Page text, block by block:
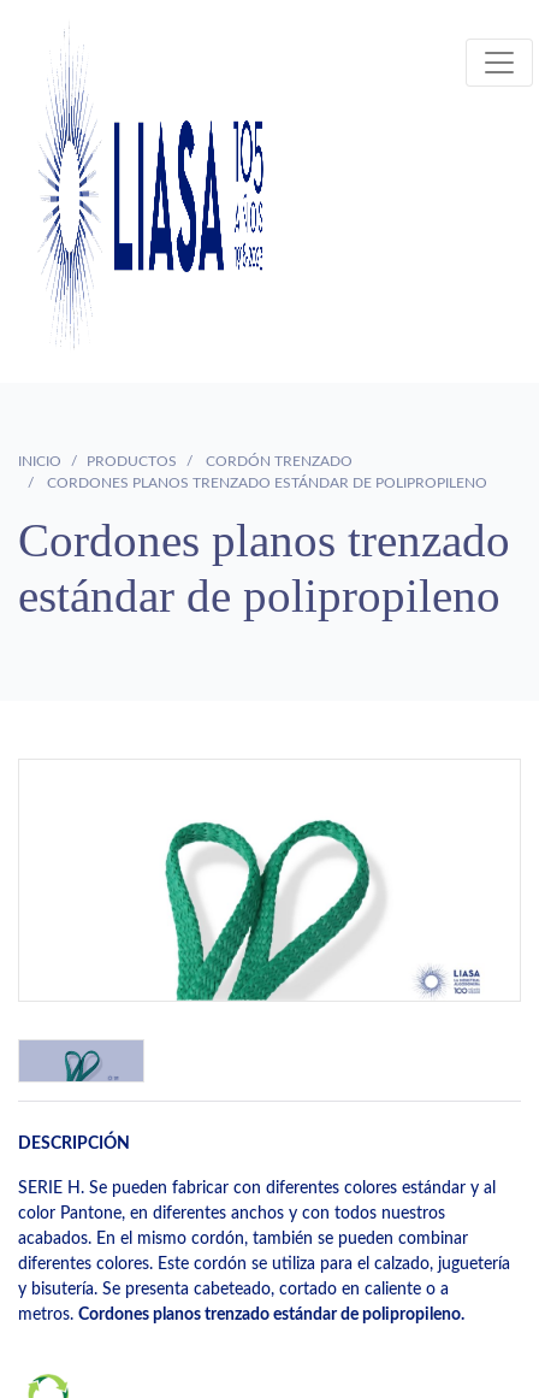
INICIO PRODUCTOS
CORDÓN TRENZADO
CORDONES PLANOS TRENZADO ESTÁNDAR DE POLIPROPILENO
Cordones planos trenzado
estándar de polipropileno
DESCRIPCIÓN
SERIE H. Se pueden fabricar con diferentes colores estándar y al
color Pantone, en diferentes anchos y con todos nuestros
acabados. En el mismo cordón, también se pueden combinar
diferentes colores. Este cordón se utiliza para el calzado, juguetería
y bisutería. Se presenta cabeteado, cortado en caliente o a
metros. Cordones planos trenzado estándar de polipropileno.